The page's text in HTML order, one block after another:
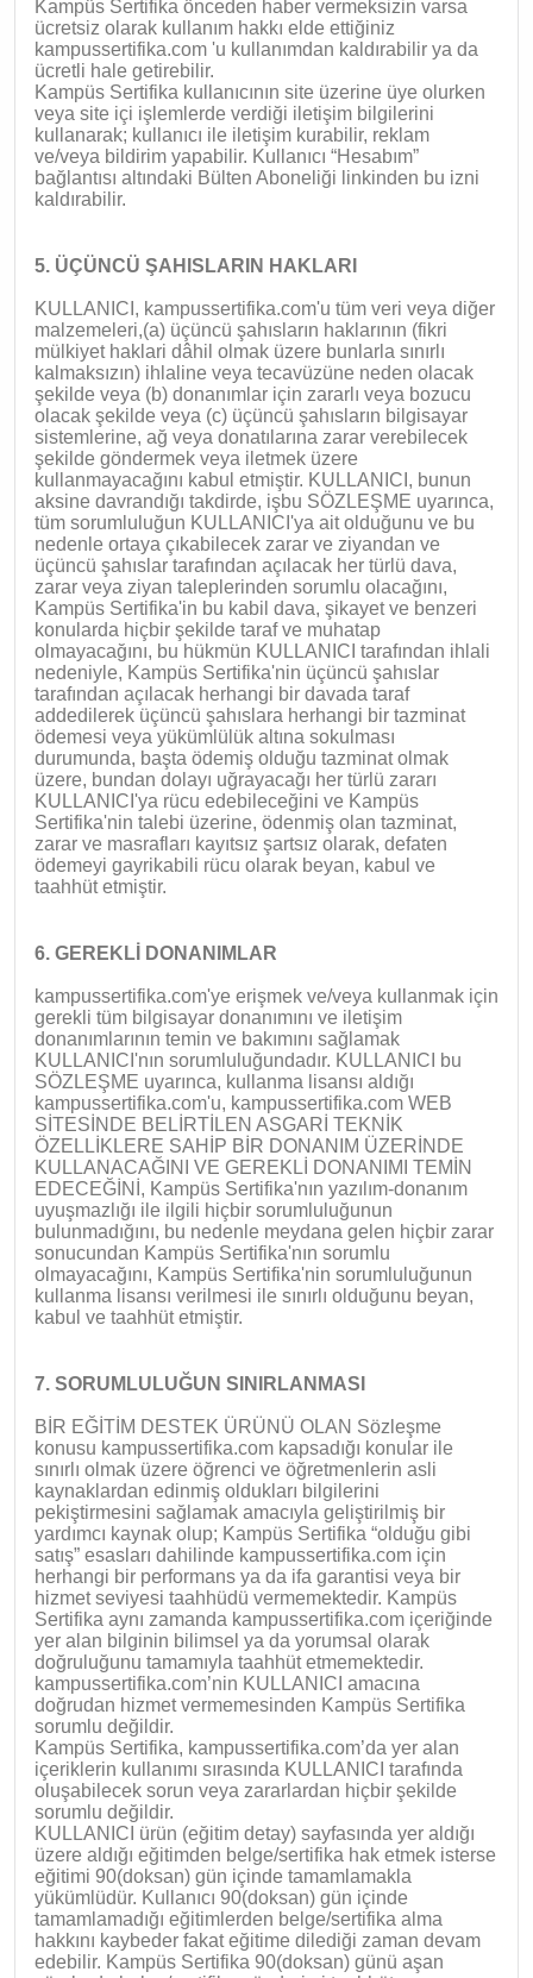
Kampüs Sertifika önceden haber vermeksizin varsa
ücretsiz olarak kullanım hakkı elde ettiğiniz
kampussertifika.com 'u kullanımdan kaldırabilir ya da
ücretli hale getirebilir.
Kampüs Sertifika kullanıcının site üzerine üye olurken
veya site içi işlemlerde verdiği iletişim bilgilerini
kullanarak; kullanıcı ile iletişim kurabilir, reklam
ve/veya bildirim yapabilir. Kullanıcı “Hesabım”
bağlantısı altındaki Bülten Aboneliği linkinden bu izni
kaldırabilir.
5. ÜÇÜNCÜ ŞAHISLARIN HAKLARI
KULLANICI, kampussertifika.com'u tüm veri veya diğer
malzemeleri,(a) üçüncü şahısların haklarının (fikri
mülkiyet haklari dâhil olmak üzere bunlarla sınırlı
kalmaksızın) ihlaline veya tecavüzüne neden olacak
şekilde veya (b) donanımlar için zararlı veya bozucu
olacak şekilde veya (c) üçüncü şahısların bilgisayar
sistemlerine, ağ veya donatılarına zarar verebilecek
şekilde göndermek veya iletmek üzere
kullanmayacağını kabul etmiştir. KULLANICI, bunun
aksine davrandığı takdirde, işbu SÖZLEŞME uyarınca,
tüm sorumluluğun KULLANICI'ya ait olduğunu ve bu
nedenle ortaya çıkabilecek zarar ve ziyandan ve
üçüncü şahıslar tarafından açılacak her türlü dava,
zarar veya ziyan taleplerinden sorumlu olacağını,
Kampüs Sertifika'in bu kabil dava, şikayet ve benzeri
konularda hiçbir şekilde taraf ve muhatap
olmayacağını, bu hükmün KULLANICI tarafından ihlali
nedeniyle, Kampüs Sertifika'nin üçüncü şahıslar
tarafından açılacak herhangi bir davada taraf
addedilerek üçüncü şahıslara herhangi bir tazminat
ödemesi veya yükümlülük altına sokulması
durumunda, başta ödemiş olduğu tazminat olmak
üzere, bundan dolayı uğrayacağı her türlü zararı
KULLANICI'ya rücu edebileceğini ve Kampüs
Sertifika'nin talebi üzerine, ödenmiş olan tazminat,
zarar ve masrafları kayıtsız şartsız olarak, defaten
ödemeyi gayrikabili rücu olarak beyan, kabul ve
taahhüt etmiştir.
6. GEREKLİ DONANIMLAR
kampussertifika.com'ye erişmek ve/veya kullanmak için
gerekli tüm bilgisayar donanımını ve iletişim
donanımlarının temin ve bakımını sağlamak
KULLANICI'nın sorumluluğundadır. KULLANICI bu
SÖZLEŞME uyarınca, kullanma lisansı aldığı
kampussertifika.com'u, kampussertifika.com WEB
SİTESİNDE BELİRTİLEN ASGARİ TEKNİK
ÖZELLİKLERE SAHİP BİR DONANIM ÜZERİNDE
KULLANACAĞINI VE GEREKLİ DONANIMI TEMİN
EDECEĞİNİ, Kampüs Sertifika'nın yazılım-donanım
uyuşmazlığı ile ilgili hiçbir sorumluluğunun
bulunmadığını, bu nedenle meydana gelen hiçbir zarar
sonucundan Kampüs Sertifika'nın sorumlu
olmayacağını, Kampüs Sertifika'nin sorumluluğunun
kullanma lisansı verilmesi ile sınırlı olduğunu beyan,
kabul ve taahhüt etmiştir.
7. SORUMLULUĞUN SINIRLANMASI
BİR EĞİTİM DESTEK ÜRÜNÜ OLAN Sözleşme
konusu kampussertifika.com kapsadığı konular ile
sınırlı olmak üzere öğrenci ve öğretmenlerin asli
kaynaklardan edinmiş oldukları bilgilerini
pekiştirmesini sağlamak amacıyla geliştirilmiş bir
yardımcı kaynak olup; Kampüs Sertifika “olduğu gibi
satış” esasları dahilinde kampussertifika.com için
herhangi bir performans ya da ifa garantisi veya bir
hizmet seviyesi taahhüdü vermemektedir. Kampüs
Sertifika aynı zamanda kampussertifika.com içeriğinde
yer alan bilginin bilimsel ya da yorumsal olarak
doğruluğunu tamamıyla taahhüt etmemektedir.
kampussertifika.com’nin KULLANICI amacına
doğrudan hizmet vermemesinden Kampüs Sertifika
sorumlu değildir.
Kampüs Sertifika, kampussertifika.com’da yer alan
içeriklerin kullanımı sırasında KULLANICI tarafında
oluşabilecek sorun veya zararlardan hiçbir şekilde
sorumlu değildir.
KULLANICI ürün (eğitim detay) sayfasında yer aldığı
üzere aldığı eğitimden belge/sertifika hak etmek isterse
eğitimi 90(doksan) gün içinde tamamlamakla
yükümlüdür. Kullanıcı 90(doksan) gün içinde
tamamlamadığı eğitimlerden belge/sertifika alma
hakkını kaybeder fakat eğitime dilediği zaman devam
edebilir. Kampüs Sertifika 90(doksan) günü aşan